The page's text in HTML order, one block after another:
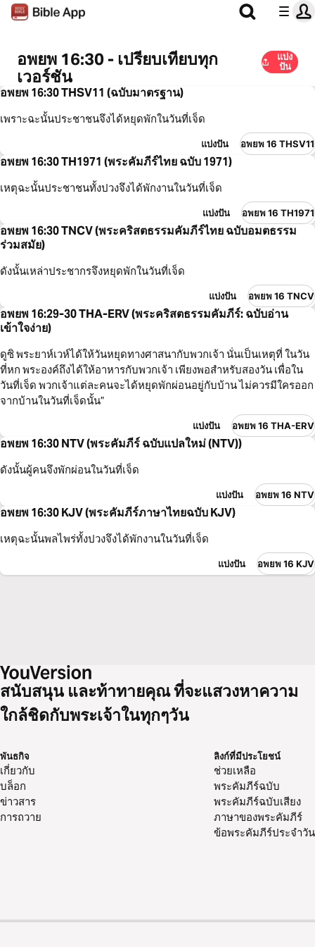
อพยพ 16:30 - เปรียบเทียบทุก
เวอร์ชัน
แบ่ง
ปัน
อพยพ 16:30 THSV11 (ฉบับมาตรฐาน)
เพราะฉะนั้นประชาชนจึงได้หยุดพักในวันที่เจ็ด
แบ่งปัน อพยพ 16 THSV11
อพยพ 16:30 TH1971 (พระคัมภีร์ไทย ฉบับ 1971)
เหตุฉะนั้นประชาชนทั้งปวงจึงได้พักงานในวันที่เจ็ด
แบ่งปัน อพยพ 16 TH1971
อพยพ 16:30 TNCV (พระคริสตธรรมคัมภีร์ไทย ฉบับอมตธรรม
ร่วมสมัย)
ดังนั้นเหล่าประชากรจึงหยุดพักในวันที่เจ็ด
แบ่งปัน อพยพ 16 TNCV
อพยพ 16:29-30 THA-ERV (พระคริสตธรรมคัมภีร์: ฉบับอ่าน
เข้าใจง่าย)
ดูซิ พระยาห์เวห์​ได้​ให้​วันหยุด​ทาง​ศาสนา​กับ​พวกเจ้า นั่น​เป็นเหตุ​ที่ ใน​วัน​
ที่หก พระองค์​ถึง​ได้​ให้​อาหาร​กับ​พวกเจ้า เพียงพอ​สำหรับ​สองวัน เพื่อ​ใน​
วัน​ที่เจ็ด พวกเจ้า​แต่ละคน​จะได้​หยุด​พักผ่อน​อยู่​กับบ้าน ไม่ควร​มีใคร​ออก​
จาก​บ้าน​ใน​วัน​ที่เจ็ด​นั้น”
แบ่งปัน อพยพ 16 THA-ERV
อพยพ 16:30 NTV (พระคัมภีร์ ฉบับแปลใหม่ (NTV))
ดังนั้น​ผู้​คน​จึง​พักผ่อน​ใน​วัน​ที่​เจ็ด
แบ่งปัน อพยพ 16 NTV
อพยพ 16:30 KJV (พระคัมภีร์ภาษาไทยฉบับ KJV)
เหตุ​ฉะนั้นพลไพร่ทั้งปวงจึงได้พักงานในวั​นที​่​เจ็ด
แบ่งปัน อพยพ 16 KJV
สนับสนุน และท้าทายคุณ ที่จะแสวงหาความ
ใกล้ชิดกับพระเจ้าในทุกๆวัน
พันธกิจ
เกี่ยวกับ
บล็อก
ข่าวสาร
การถวาย
ลิงก์ที่มีประโยชน์
ช่วยเหลือ
พระคัมภีร์ฉบับ
พระคัมภีร์ฉบับเสียง
ภาษาของพระคัมภีร์
ข้อพระคัมภีร์ประจำวัน